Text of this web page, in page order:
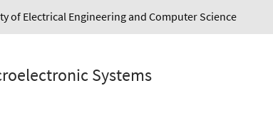
of Electrical Engineering and Computer Science
Systems